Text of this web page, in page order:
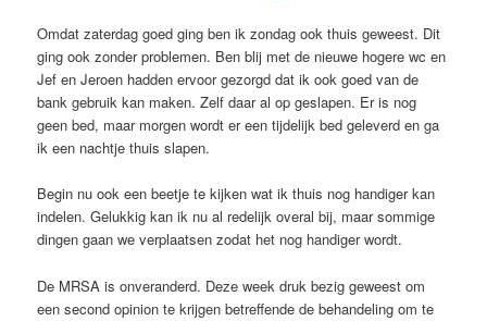
Omdat zaterdag goed ging ben ik zondag ook thuis geweest. Dit
ging ook zonder problemen. Ben blij met de nieuwe hogere wc en
Jef en Jeroen hadden ervoor gezorgd dat ik ook goed van de
bank gebruik kan maken. Zelf daar al op geslapen. Er is nog
geen bed, maar morgen wordt er een tijdelijk bed geleverd en ga
ik een nachtje thuis slapen.
Begin nu ook een beetje te kijken wat ik thuis nog handiger kan
indelen. Gelukkig kan ik nu al redelijk overal bij, maar sommige
dingen gaan we verplaatsen zodat het nog handiger wordt.
De MRSA is onveranderd. Deze week druk bezig geweest om
een second opinion te krijgen betreffende de behandeling om te